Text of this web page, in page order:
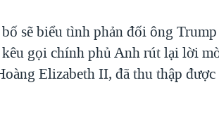
sẽ biểu tình phản đối ông
gọi chính phủ Anh rút lại lời
Elizabeth II, đã thu thập